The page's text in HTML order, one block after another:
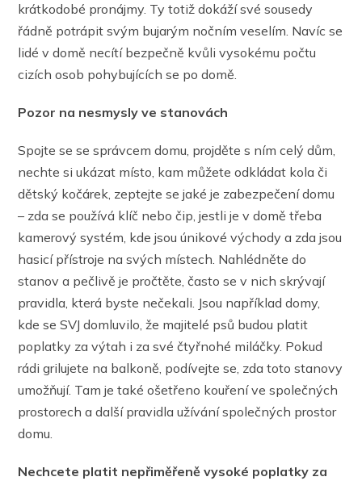
krátkodobé pronájmy. Ty totiž dokáží své sousedy
řádně potrápit svým bujarým nočním veselím. Navíc se
lidé v domě necítí bezpečně kvůli vysokému počtu
cizích osob pohybujících se po domě.
Pozor na nesmysly ve stanovách
Spojte se se správcem domu, projděte s ním celý dům,
nechte si ukázat místo, kam můžete odkládat kola či
dětský kočárek, zeptejte se jaké je zabezpečení domu
– zda se používá klíč nebo čip, jestli je v domě třeba
kamerový systém, kde jsou únikové východy a zda jsou
hasicí přístroje na svých místech. Nahlédněte do
stanov a pečlivě je pročtěte, často se v nich skrývají
pravidla, která byste nečekali. Jsou například domy,
kde se SVJ domluvilo, že majitelé psů budou platit
poplatky za výtah i za své čtyřnohé miláčky. Pokud
rádi grilujete na balkoně, podívejte se, zda toto stanovy
umožňují. Tam je také ošetřeno kouření ve společných
prostorech a další pravidla užívání společných prostor
domu.
Nechcete platit nepřiměřeně vysoké poplatky za